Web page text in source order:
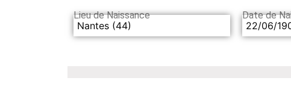
Lieu de Naissance
Nantes (44)
Date de
22/06/